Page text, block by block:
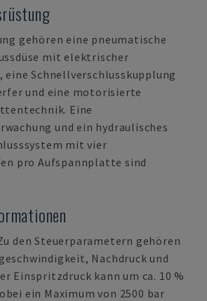
gehören eine pneumatische
mit elektrischer
eine Schnellverschlusskupplung
und eine motorisierte
Eine
und ein hydraulisches
mit vier
pro Aufspannplatte sind
den Steuerparametern gehören
Nachdruck und
Einspritzdruck kann um ca. 10 %
ein Maximum von 2500 bar